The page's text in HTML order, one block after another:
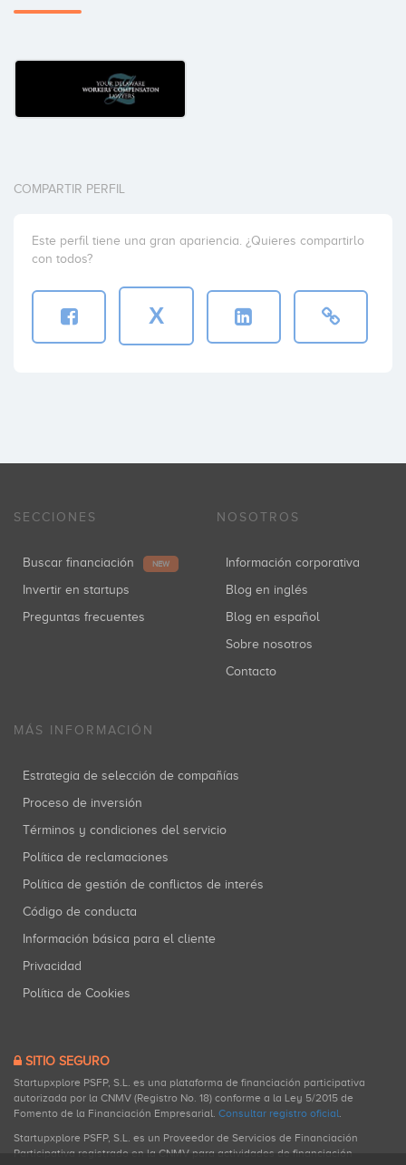
COMPARTIR PERFIL
Este perfil tiene una gran apariencia. ¿Quieres compartirlo
con todos?
X
SECCIONES
Buscar financiación NEW
Invertir en startups
Preguntas frecuentes
NOSOTROS
Información corporativa
Blog en inglés
Blog en español
Sobre nosotros
Contacto
MÁS INFORMACIÓN
Estrategia de selección de compañías
Proceso de inversión
Términos y condiciones del servicio
Política de reclamaciones
Política de gestión de conflictos de interés
Código de conducta
Información básica para el cliente
Privacidad
Política de Cookies
SITIO SEGURO
Startupxplore PSFP, S.L. es una plataforma de financiación participativa
autorizada por la CNMV (Registro No. 18) conforme a la Ley 5/2015 de
Fomento de la Financiación Empresarial. Consultar registro oficial.
Startupxplore PSFP, S.L. es un Proveedor de Servicios de Financiación
Participativa registrado en la CNMV para actividades de financiación